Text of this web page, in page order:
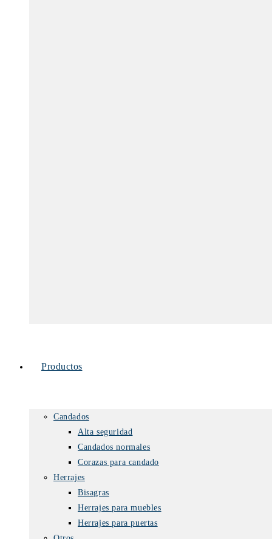
Productos
Candados
Alta seguridad
Candados normales
Corazas para candado
Herrajes
Bisagras
Herrajes para muebles
Herrajes para puertas